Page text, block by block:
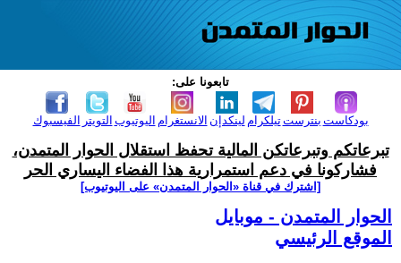
تابعونا على:
الفيسبوك التويتر اليوتيوب الانستغرام لينكدإن تيلكرامبنترست بودكاست
تبرعاتكم وتبرعاتكن المالية تحفظ استقلال الحوار المتمدن،
فشاركونا في دعم استمرارية هذا الفضاء اليساري الحر
[اشترك في قناة ‫«الحوار المتمدن» على اليوتيوب]
الحوار المتمدن - موبايل
الموقع الرئيسي